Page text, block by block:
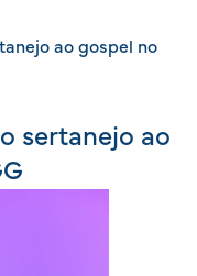
ao gospel no
sertanejo ao